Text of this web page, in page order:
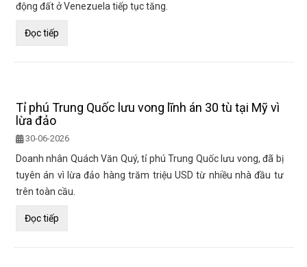
động đất ở Venezuela tiếp tục tăng.
Đọc tiếp
Tỉ phú Trung Quốc lưu vong lĩnh án 30 tù tại Mỹ vì
lừa đảo
30-06-2026
Doanh nhân Quách Văn Quý, tỉ phú Trung Quốc lưu vong, đã bị
tuyên án vì lừa đảo hàng trăm triệu USD từ nhiều nhà đầu tư
trên toàn cầu.
Đọc tiếp